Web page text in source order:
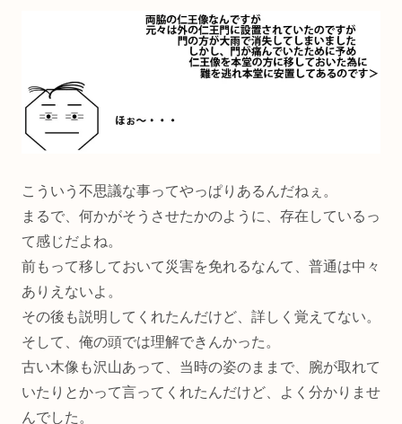
こういう不思議な事ってやっぱりあるんだねぇ。
まるで、何かがそうさせたかのように、存在しているっ
て感じだよね。
前もって移しておいて災害を免れるなんて、普通は中々
ありえないよ。
その後も説明してくれたんだけど、詳しく覚えてない。
そして、俺の頭では理解できんかった。
古い木像も沢山あって、当時の姿のままで、腕が取れて
いたりとかって言ってくれたんだけど、よく分かりませ
んでした。